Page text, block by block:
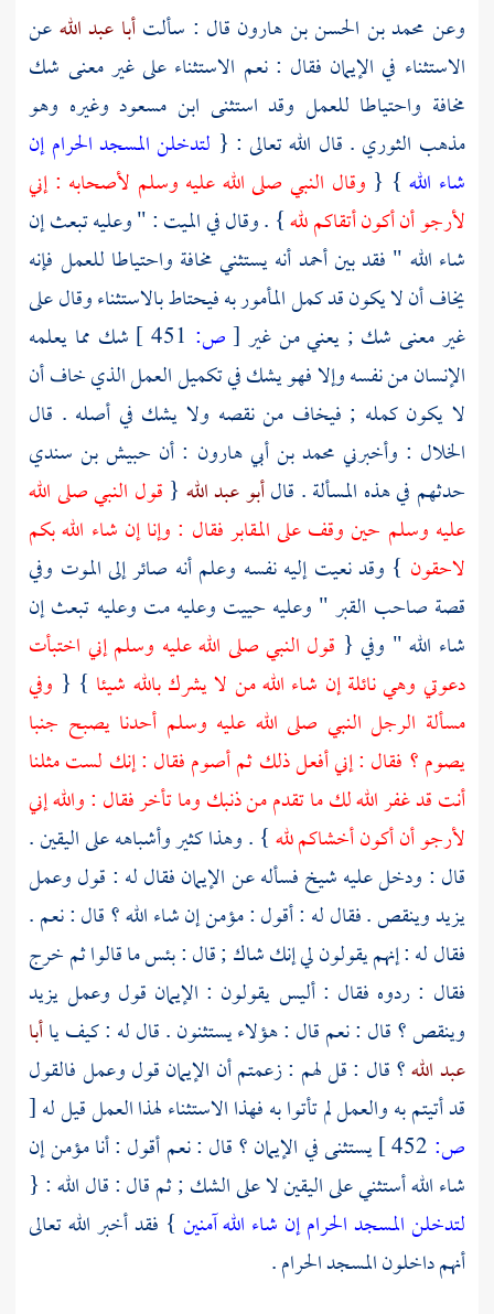
وعن محمد بن الحسن بن هارون قال : سألتأبا عبد اللهعن
الاستثناء في الإيمان فقال : نعم الاستثناء على غير معنى شك
مخافة واحتياطا للعمل وقد استثنى ابن مسعود وغيره وهو
مذهب الثوري . قال الله تعالى : { لتدخلن المسجد الحرام إن
شاء الله } { وقال النبي صلى الله عليه وسلم لأصحابه : إني
لأرجو أن أكون أتقاكم لله} . وقال في الميت : " وعليه تبعث إن
شاء الله " فقد بينأحمدأنه يستثني مخافة واحتياطا للعمل فإنه
يخاف أن لا يكون قد كمل المأمور به فيحتاط بالاستثناء وقال على
غير معنى شك ; يعني من غير [ص:
شك مما يعلمه
الإنسان من نفسه وإلا فهو يشك في تكميل العمل الذي خاف أن
لا يكون كمله ; فيخاف من نقصه ولا يشك في أصله . قال
الخلال : وأخبرني محمد بن أبي هارون : أن حبيش بن سندي
حدثهم في هذه المسألة . قالأبو عبد الله { قول النبي صلى الله
عليه وسلم حين وقف على المقابر فقال : وإنا إن شاء الله بكم
لاحقون } وقد نعيت إليه نفسه وعلم أنه صائر إلى الموت وفي
قصة صاحب القبر " وعليه حييت وعليه مت وعليه تبعث إن
شاء الله " وفي { قول النبي صلى الله عليه وسلم إني اختبأت
دعوتي وهي نائلة إن شاء الله من لا يشرك بالله شيئا } { وفي
مسألة الرجل النبي صلى الله عليه وسلم أحدنا يصبح جنبا
يصوم ؟ فقال : إني أفعل ذلك ثم أصوم فقال : إنك لست مثلنا
أنت قد غفر الله لك ما تقدم من ذنبك وما تأخر فقال : والله إني
لأرجو أن أكون أخشاكم لله} . وهذا كثير وأشباهه على اليقين .
قال : ودخل عليه شيخ فسأله عن الإيمان فقال له : قول وعمل
يزيد وينقص . فقال له : أقول : مؤمن إن شاء الله ؟ قال : نعم .
فقال له : إنهم يقولون لي إنك شاك ; قال : بئس ما قالوا ثم خرج
فقال : ردوه فقال : أليس يقولون : الإيمان قول وعمل يزيد
وينقص ؟ قال : نعم قال : هؤلاء يستثنون . قال له : كيف ياأبا
عبد الله؟ قال : قل لهم : زعمتم أن الإيمان قول وعمل فالقول
قد أتيتم به والعمل لم تأتوا به فهذا الاستثناء لهذا العمل قيل له[
ص:
يستثنى في الإيمان ؟ قال : نعم أقول : أنا مؤمن إن
شاء الله أستثني على اليقين لا على الشك ; ثم قال : قال الله : {
لتدخلن المسجد الحرام إن شاء الله آمنين } فقد أخبر الله تعالى
أنهم داخلونالمسجد الحرام.